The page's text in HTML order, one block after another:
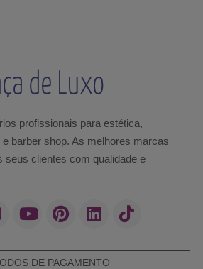
profissionais para estética,
barber shop. As melhores marcas
seus clientes com qualidade e
DE PAGAMENTO